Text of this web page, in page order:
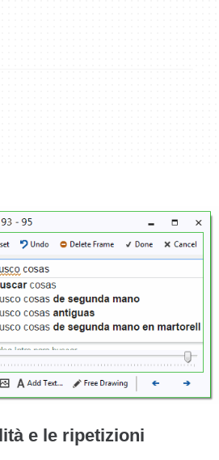
e le ripetizioni